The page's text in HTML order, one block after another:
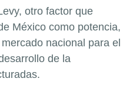
otro factor que
México como potencia,
nacional para el
de la